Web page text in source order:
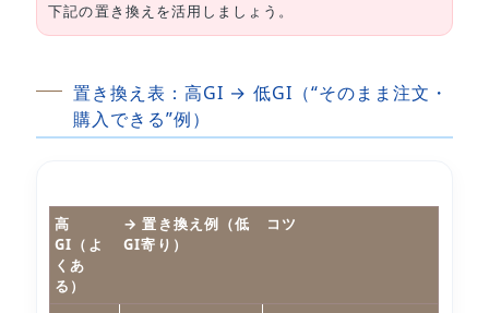
下記の置き換えを活用しましょう。
置き換え表：高GI → 低GI（“そのまま注文・
購入できる”例）
高
GI（よ
くあ
る）
→ 置き換え例（低
GI寄り）
コツ